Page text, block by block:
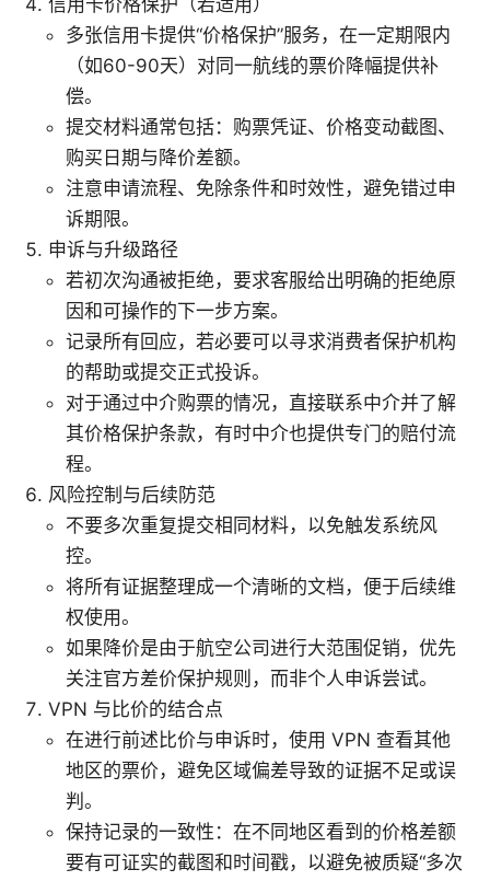
多张信用卡提供“价格保护”服务，在一定期限内
（如60-90天）对同一航线的票价降幅提供补
偿。
提交材料通常包括：购票凭证、价格变动截图、
购买日期与降价差额。
注意申请流程、免除条件和时效性，避免错过申
诉期限。
申诉与升级路径
若初次沟通被拒绝，要求客服给出明确的拒绝原
因和可操作的下一步方案。
记录所有回应，若必要可以寻求消费者保护机构
的帮助或提交正式投诉。
对于通过中介购票的情况，直接联系中介并了解
其价格保护条款，有时中介也提供专门的赔付流
程。
风险控制与后续防范
不要多次重复提交相同材料，以免触发系统风
控。
将所有证据整理成一个清晰的文档，便于后续维
权使用。
如果降价是由于航空公司进行大范围促销，优先
关注官方差价保护规则，而非个人申诉尝试。
VPN 与比价的结合点
在进行前述比价与申诉时，使用 VPN 查看其他
地区的票价，避免区域偏差导致的证据不足或误
判。
保持记录的一致性：在不同地区看到的价格差额
要有可证实的截图和时间戳，以避免被质疑“多次